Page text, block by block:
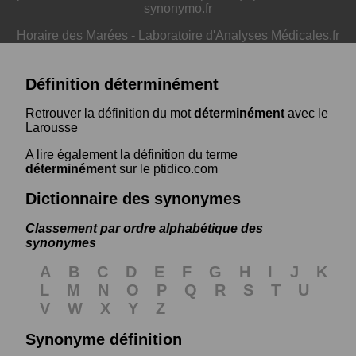
synonymo.fr
Horaire des Marées - Laboratoire d'Analyses Médicales.fr
Définition déterminément
Retrouver la définition du motdéterminément avec le
Larousse
A lire également la définition du terme
déterminément sur le ptidico.com
Dictionnaire des synonymes
Classement par ordre alphabétique des
synonymes
A B C D E F G H I J
K
L
M N O P Q R S T
U
V
W X Y
Z
Synonyme définition